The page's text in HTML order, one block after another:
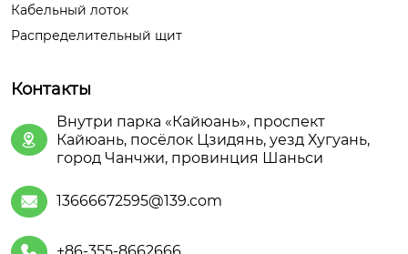
Кабельный лоток
Распределительный щит
Контакты

Внутри парка «Кайюань», проспект
Кайюань, посёлок Цзидянь, уезд Хугуань,
город Чанчжи, провинция Шаньси
 13666672595@139.com